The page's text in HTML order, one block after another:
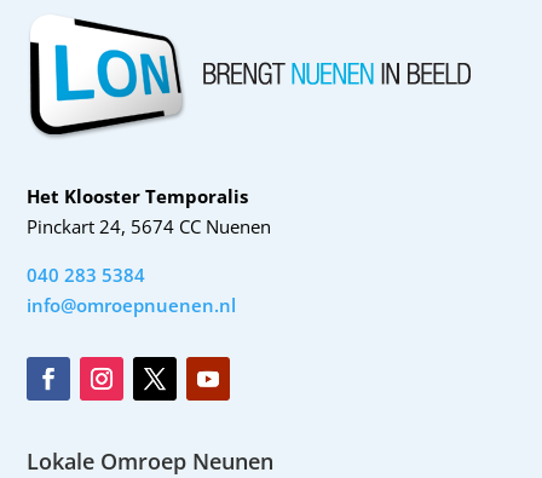
Het Klooster Temporalis
Pinckart 24, 5674 CC Nuenen
040 283 5384
info@omroepnuenen.nl
Lokale Omroep Neunen